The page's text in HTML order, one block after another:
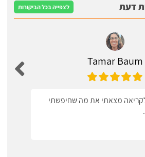
דעת לצפייה בכל הביקורות
Tamar Baum
מצאתי את מה שחיפשתי